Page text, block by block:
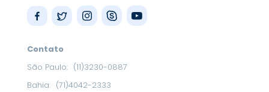
Contato
São Paulo: (11)3230-0887
Bahia: (71)4042-2333